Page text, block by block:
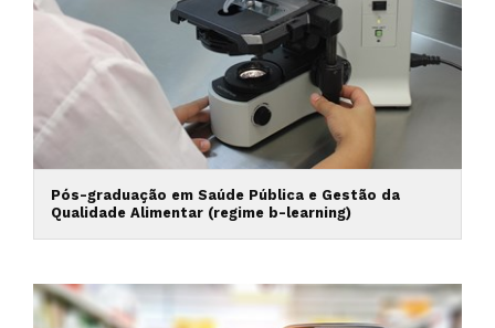
Pós-graduação em Saúde Pública e Gestão da
Qualidade Alimentar (regime b-learning)